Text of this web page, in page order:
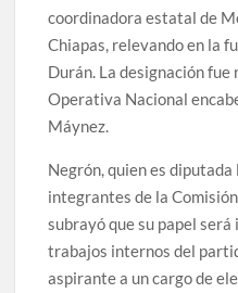
coordinadora estatal de
Chiapas, relevando en la
Durán. La designación
Operativa Nacional
Máynez.
Negrón, quien es
integrantes de la
subrayó que su papel
trabajos internos del
aspirante a un cargo de